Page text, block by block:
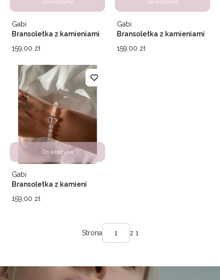
Do koszyka
Bransoletka z kamieniami
Producent
Gabi
Cena
159,00 zł
Do koszyka
Bransoletka z kamieniami
Producent
Gabi
Cena
159,00 zł
Do koszyka
Bransoletka z kamieni
Producent
Gabi
Cena
159,00 zł
Strona z 1